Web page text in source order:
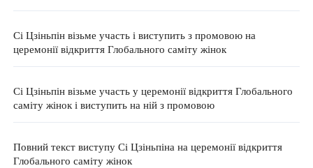
Сі Цзіньпін візьме участь і виступить з промовою на
церемонії відкриття Глобального саміту жінок
Сі Цзіньпін візьме участь у церемонії відкриття Глобального
саміту жінок і виступить на ній з промовою
Повний текст виступу Сі Цзіньпіна на церемонії відкриття
Глобального саміту жінок